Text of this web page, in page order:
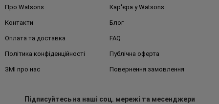
Про Watsons Кар'єра у Watsons
Контакти Блог
Оплата та доставка FAQ
Політика конфіденційності Публічна оферта
ЗМІ про нас Повернення замовлення
Підписуйтесьна наші соц. мережі та месенджери